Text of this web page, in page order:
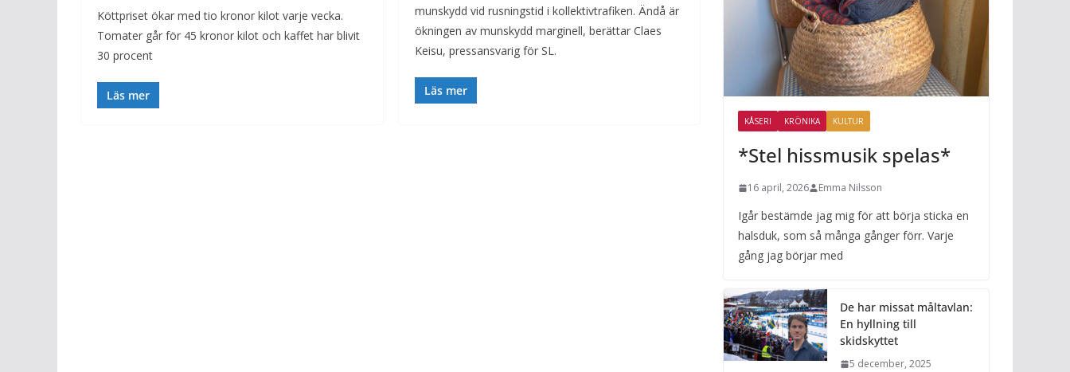
Köttpriset ökar med tio kronor kilot varje vecka.
Tomater går för 45 kronor kilot och kaffet har blivit
30 procent
Läs mer
munskydd vid rusningstid i kollektivtrafiken. Ändå är
ökningen av munskydd marginell, berättar Claes
Keisu, pressansvarig för SL.
Läs mer
KÅSERI KRÖNIKA KULTUR
*Stel hissmusik spelas*
16 april, 2026 Emma Nilsson
Igår bestämde jag mig för att börja sticka en
halsduk, som så många gånger förr. Varje
gång jag börjar med
De har missat måltavlan:
En hyllning till
skidskyttet
5 december, 2025